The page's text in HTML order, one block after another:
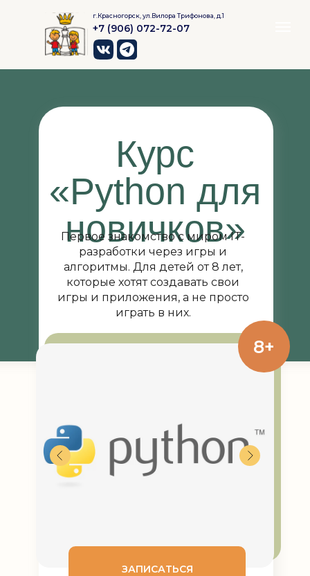
г.Красногорск, ул.Вилора Трифонова, д.1
+7 (906) 072-72-07
Курс
«Python для
новичков»
Первое знакомство с миром IT-
разработки через игры и
алгоритмы. Для детей от 8 лет,
которые хотят создавать свои
игры и приложения, а не просто
играть в них.
ЗАПИСАТЬСЯ
8+